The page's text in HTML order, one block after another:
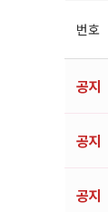
번호
공지
공지
공지